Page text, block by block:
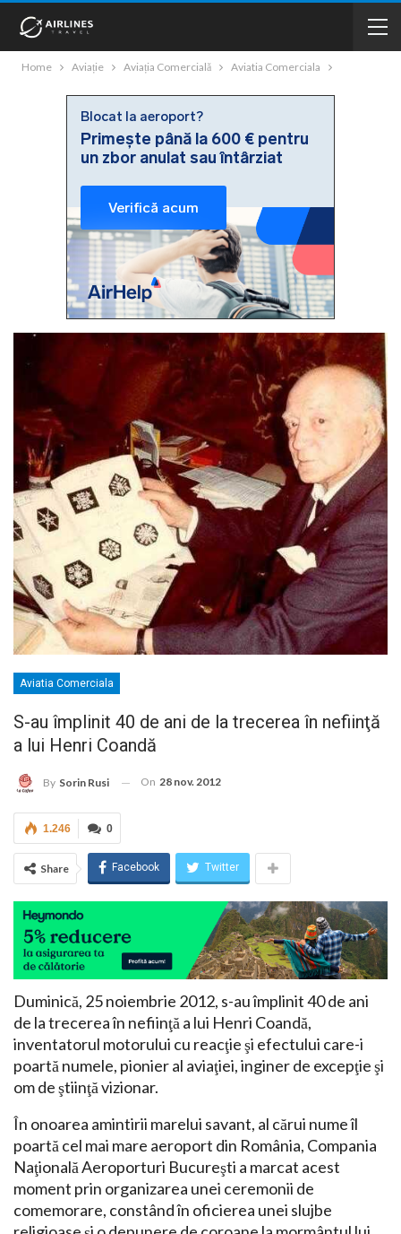
Home Aviație Aviația Comercială Aviatia Comerciala
Aviatia Comerciala
S-au împlinit 40 de ani de la trecerea în nefiinţă
a lui Henri Coandă
By Sorin Rusi On 28 nov. 2012
0
1.246
Share Facebook Twitter
Duminică, 25 noiembrie 2012, s-au împlinit 40 de ani
de la trecerea în nefiinţă a lui Henri Coandă,
inventatorul motorului cu reacţie şi efectului care-i
poartă numele, pionier al aviaţiei, inginer de excepţie şi
om de ştiinţă vizionar.
În onoarea amintirii marelui savant, al cărui nume îl
poartă cel mai mare aeroport din România, Compania
Naţională Aeroporturi Bucureşti a marcat acest
moment prin organizarea unei ceremonii de
comemorare, constând în oficierea unei slujbe